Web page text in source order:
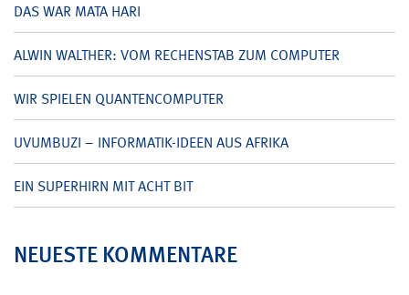
DAS WAR MATA HARI
ALWIN WALTHER: VOM RECHENSTAB ZUM COMPUTER
WIR SPIELEN QUANTENCOMPUTER
UVUMBUZI – INFORMATIK-IDEEN AUS AFRIKA
EIN SUPERHIRN MIT ACHT BIT
NEUESTE KOMMENTARE